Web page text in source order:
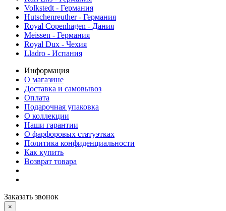
Volkstedt - Германия
Hutschenreuther - Германия
Royal Copenhagen - Дания
Meissen - Германия
Royal Dux - Чехия
Lladro - Испания
Информация
О магазине
Доставка и самовывоз
Оплата
Подарочная упаковка
О коллекции
Наши гарантии
О фарфоровых статуэтках
Политика конфиденциальности
Как купить
Возврат товара
Заказать звонок
×